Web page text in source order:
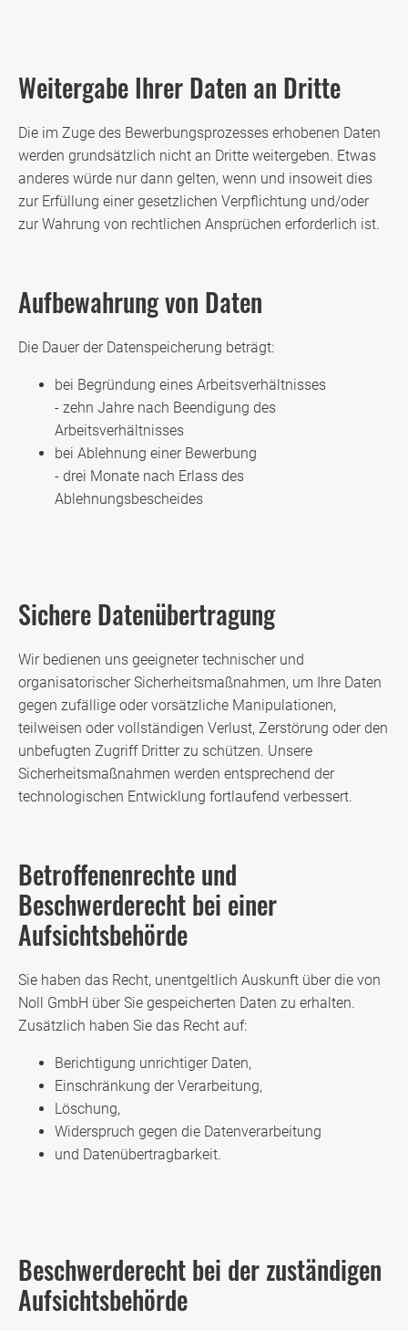
Weitergabe Ihrer Daten an Dritte
Die im Zuge des Bewerbungsprozesses erhobenen Daten
werden grundsätzlich nicht an Dritte weitergeben. Etwas
anderes würde nur dann gelten, wenn und insoweit dies
zur Erfüllung einer gesetzlichen Verpflichtung und/oder
zur Wahrung von rechtlichen Ansprüchen erforderlich ist.
Aufbewahrung von Daten
Die Dauer der Datenspeicherung beträgt:
bei Begründung eines Arbeitsverhältnisses
- zehn Jahre nach Beendigung des
Arbeitsverhältnisses
bei Ablehnung einer Bewerbung
- drei Monate nach Erlass des
Ablehnungsbescheides
Sichere Datenübertragung
Wir bedienen uns geeigneter technischer und
organisatorischer Sicherheitsmaßnahmen, um Ihre Daten
gegen zufällige oder vorsätzliche Manipulationen,
teilweisen oder vollständigen Verlust, Zerstörung oder den
unbefugten Zugriff Dritter zu schützen. Unsere
Sicherheitsmaßnahmen werden entsprechend der
technologischen Entwicklung fortlaufend verbessert.
Betroffenenrechte und
Beschwerderecht bei einer
Aufsichtsbehörde
Sie haben das Recht, unentgeltlich Auskunft über die von
Noll GmbH über Sie gespeicherten Daten zu erhalten.
Zusätzlich haben Sie das Recht auf:
Berichtigung unrichtiger Daten,
Einschränkung der Verarbeitung,
Löschung,
Widerspruch gegen die Datenverarbeitung
und Datenübertragbarkeit.
Beschwerderecht bei der zuständigen
Aufsichtsbehörde